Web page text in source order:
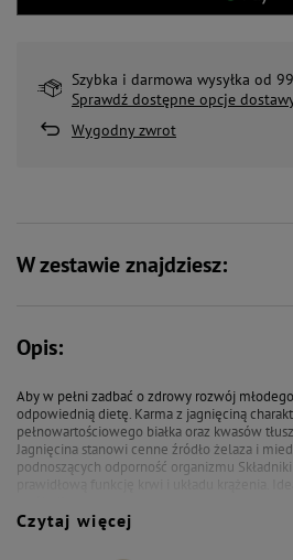
Szybka i darmowa wysyłka od
Sprawdź dostępne opcje
Wygodny zwrot
W zestawie znajdziesz:
Opis:
Aby w pełni zadbać o zdrowy rozwój
odpowiednią dietę. Karma z jagnięciną
pełnowartościowego białka oraz kwasów
Jagnięcina stanowi cenne źródło żelaza i
podnoszących odporność organizmu
Czytaj więcej